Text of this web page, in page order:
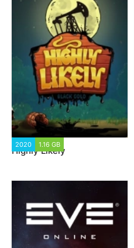
2020 1.16 GB
Highly Likely